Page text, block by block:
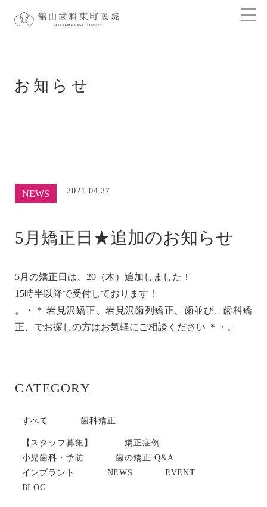
お知らせ
CATEGORY
すべて 歯科矯正
【スタッフ募集】
矯正症例
小児歯科・予防
歯の矯正 Q&A
インプラント
NEWS
EVENT
BLOG
NEWS 2021.04.27
5月矯正日★追加のお知らせ
5月の矯正日は、20（木）追加しました！
15時半以降で受付しております！
。・＊ 岩見沢矯正、岩見沢歯列矯正、歯並び、歯科矯
正、でお探しの方はお気軽にご相談ください ＊・。